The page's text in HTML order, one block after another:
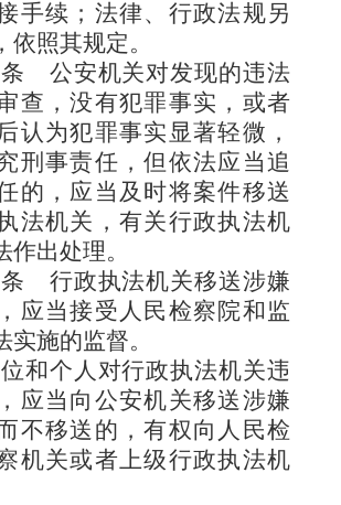
手续；法律、行政法规另
依照其规定。
条 公安机关对发现的违法
查，没有犯罪事实，或者
认为犯罪事实显著轻微，
刑事责任，但依法应当追
的，应当及时将案件移送
法机关，有关行政执法机
作出处理。
条 行政执法机关移送涉嫌
应当接受人民检察院和监
实施的监督。
和个人对行政执法机关违
应当向公安机关移送涉嫌
不移送的，有权向人民检
机关或者上级行政执法机